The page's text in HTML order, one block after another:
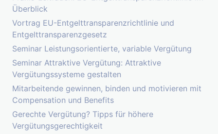
Überblick
Vortrag EU-Entgelttransparenzrichtlinie und
Entgelttransparenzgesetz
Seminar Leistungsorientierte, variable Vergütung
Seminar Attraktive Vergütung: Attraktive
Vergütungssysteme gestalten
Mitarbeitende gewinnen, binden und motivieren mit
Compensation und Benefits
Gerechte Vergütung? Tipps für höhere
Vergütungsgerechtigkeit